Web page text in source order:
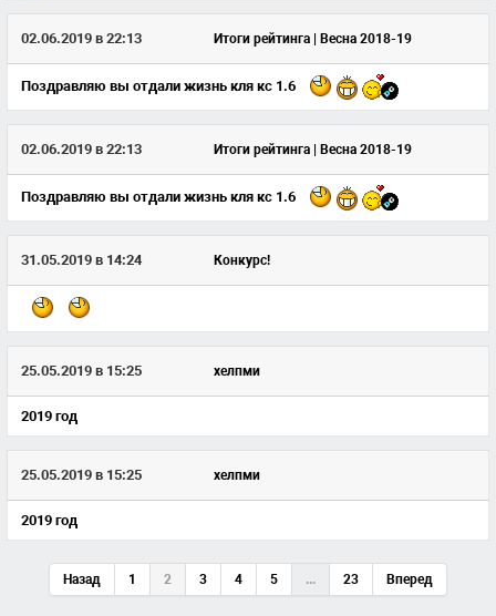
02.06.2019 в 22:13 Итоги рейтинга | Весна 2018-19
Поздравляю вы отдали жизнь кля кс 1.6
02.06.2019 в 22:13 Итоги рейтинга | Весна 2018-19
Поздравляю вы отдали жизнь кля кс 1.6
31.05.2019 в 14:24 Конкурс!
25.05.2019 в 15:25 хелпми
2019 год
25.05.2019 в 15:25 хелпми
2019 год
Назад 1 2 3 4 5 ... 23 Вперед